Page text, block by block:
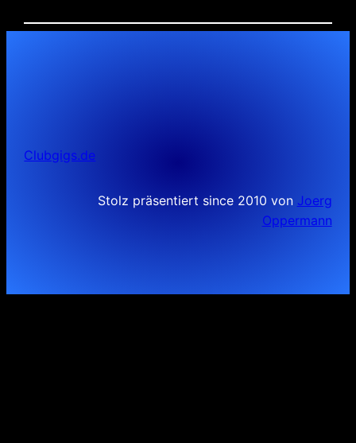
Clubgigs.de
Stolz präsentiert since 2010 von Joerg
Oppermann